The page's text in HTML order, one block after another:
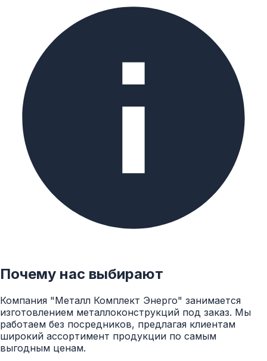
Почему нас выбирают
Компания "Металл Комплект Энерго" занимается
изготовлением металлоконструкций под заказ. Мы
работаем без посредников, предлагая клиентам
широкий ассортимент продукции по самым
выгодным ценам.